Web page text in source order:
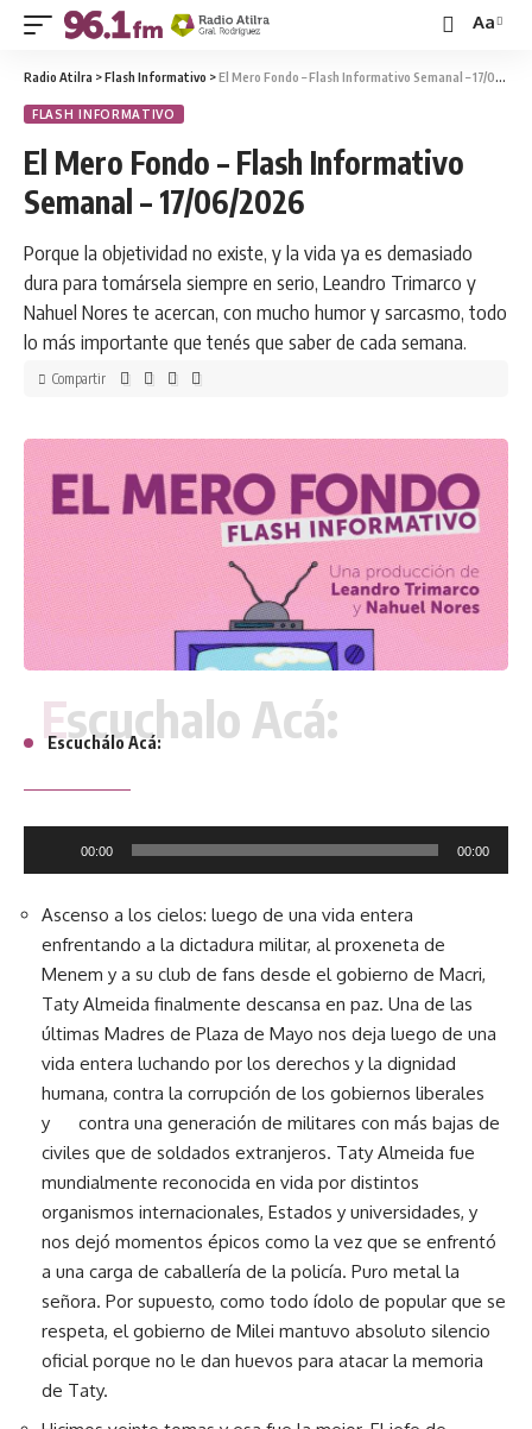
Aa
Radio Atilra >Flash Informativo >El Mero Fondo – Flash Informativo Semanal – 17/06/2026
FLASH INFORMATIVO
El Mero Fondo – Flash Informativo
Semanal – 17/06/2026
Porque la objetividad no existe, y la vida ya es demasiado
dura para tomársela siempre en serio, Leandro Trimarco y
Nahuel Nores te acercan, con mucho humor y sarcasmo, todo
lo más importante que tenés que saber de cada semana.
Compartir
Escuchalo Acá:
Escuchálo Acá:
de
00:00 00:00
Ascenso a los cielos: luego de una vida entera
enfrentando a la dictadura militar, al proxeneta de
Menem y a su club de fans desde el gobierno de Macri,
Taty Almeida finalmente descansa en paz. Una de las
últimas Madres de Plaza de Mayo nos deja luego de una
vida entera luchando por los derechos y la dignidad
humana, contra la corrupción de los gobiernos liberales
y contra una generación de militares con más bajas de
civiles que de soldados extranjeros. Taty Almeida fue
mundialmente reconocida en vida por distintos
organismos internacionales, Estados y universidades, y
nos dejó momentos épicos como la vez que se enfrentó
a una carga de caballería de la policía. Puro metal la
señora. Por supuesto, como todo ídolo de popular que se
respeta, el gobierno de Milei mantuvo absoluto silencio
oficial porque no le dan huevos para atacar la memoria
de Taty.